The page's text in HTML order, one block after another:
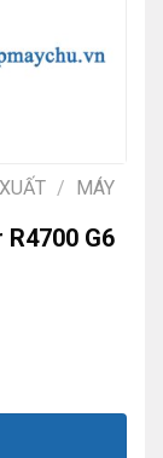
/
MÁY
G6
số lượng